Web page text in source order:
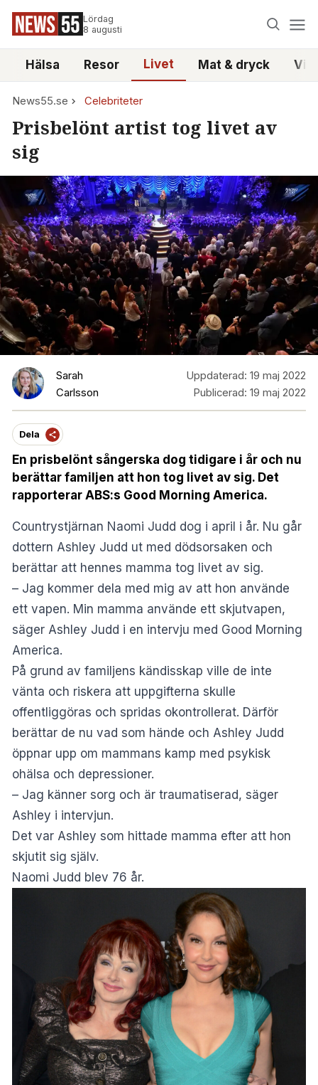
Lördag
8 augusti
Hälsa Resor Livet Mat & dryck
News55.se Celebriteter
Prisbelönt artist tog livet av
sig
Sarah
Carlsson
Uppdaterad: 19 maj 2022
Publicerad: 19 maj 2022
Dela
En prisbelönt sångerska dog tidigare i år och nu
berättar familjen att hon tog livet av sig. Det
rapporterar ABS:s Good Morning America.
Countrystjärnan Naomi Judd dog i april i år. Nu går
dottern Ashley Judd ut med dödsorsaken och
berättar att hennes mamma tog livet av sig.
– Jag kommer dela med mig av att hon använde
ett vapen. Min mamma använde ett skjutvapen,
säger Ashley Judd i en intervju med Good Morning
America.
På grund av familjens kändisskap ville de inte
vänta och riskera att uppgifterna skulle
offentliggöras och spridas okontrollerat. Därför
berättar de nu vad som hände och Ashley Judd
öppnar upp om mammans kamp med psykisk
ohälsa och depressioner.
– Jag känner sorg och är traumatiserad, säger
Ashley i intervjun.
Det var Ashley som hittade mamma efter att hon
skjutit sig själv.
Naomi Judd blev 76 år.